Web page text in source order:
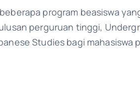
program beasiswa
perguruan tinggi,
Studies bagi